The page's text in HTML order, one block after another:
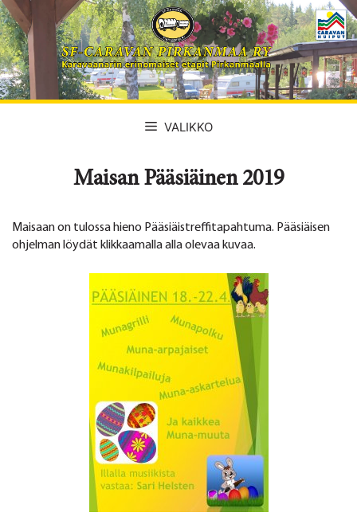
Siirry
sisältöön
VALIKKO
Maisan Pääsiäinen 2019
Maisaan on tulossa hieno Pääsiäistreffitapahtuma. Pääsiäisen
ohjelman löydät klikkaamalla alla olevaa kuvaa.